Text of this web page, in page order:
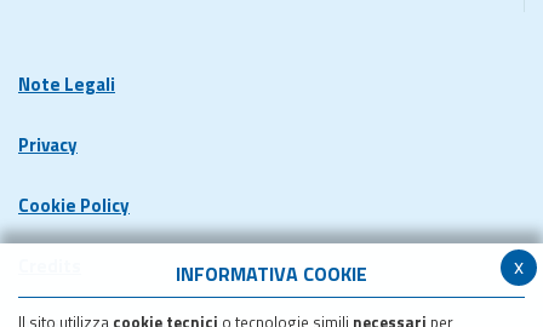
x
INFORMATIVA COOKIE
Il sito utilizza cookie tecnici o tecnologie simili necessari per
Note Legali
Privacy
Cookie Policy